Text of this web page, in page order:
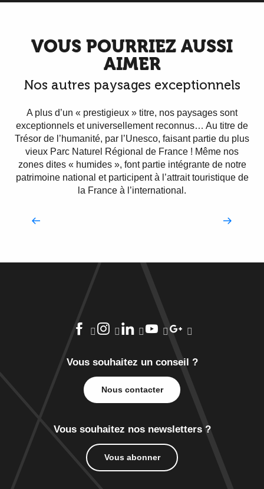
VOUS POURRIEZ AUSSI
AIMER
Nos autres paysages exceptionnels
A plus d’un « prestigieux » titre, nos paysages sont
exceptionnels et universellement reconnus… Au titre de
Trésor de l’humanité, par l’Unesco, faisant partie du plus
vieux Parc Naturel Régional de France ! Même nos
zones dites « humides », font partie intégrante de notre
patrimoine national et participent à l’attrait touristique de
la France à l’international.
Vous souhaitez un conseil ?
Nous contacter
Vous souhaitez nos newsletters ?
Vous abonner